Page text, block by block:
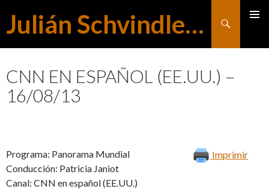
Julián Schvindlerman
Buscar
AL
CNN EN ESPAÑOL (EE.UU.) –
16/08/13
Imprimir
Programa: Panorama Mundial
Conducción: Patricia Janiot
Canal: CNN en español (EE.UU.)